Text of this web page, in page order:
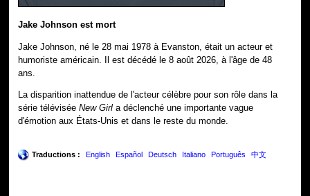
Jake Johnson est mort
Jake Johnson, né le 28 mai 1978 à Evanston, était un acteur et
humoriste américain. Il est décédé le 8 août 2026, à l'âge de 48
ans.
La disparition inattendue de l'acteur célèbre pour son rôle dans la
série téléviséeNew Girl a déclenché une importante vague
d'émotion aux États-Unis et dans le reste du monde.
Traductions : English Español Deutsch Italiano Português 中文